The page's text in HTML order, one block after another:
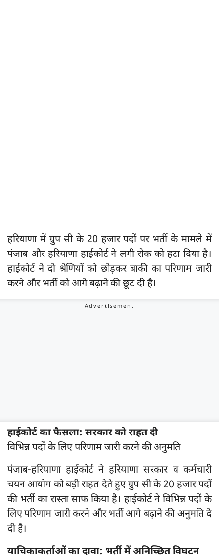
हरियाणा में ग्रुप सी के 20 हजार पदों पर भर्ती के मामले में
पंजाब और हरियाणा हाईकोर्ट ने लगी रोक को हटा दिया है।
हाईकोर्ट ने दो श्रेणियों को छोड़कर बाकी का परिणाम जारी
करने और भर्ती को आगे बढ़ाने की छूट दी है।
हाईकोर्ट का फैसला: सरकार को राहत दी
विभिन्न पदों के लिए परिणाम जारी करने की अनुमति
पंजाब-हरियाणा हाईकोर्ट ने हरियाणा सरकार व कर्मचारी
चयन आयोग को बड़ी राहत देते हुए ग्रुप सी के 20 हजार पदों
की भर्ती का रास्ता साफ किया है। हाईकोर्ट ने विभिन्न पदों के
लिए परिणाम जारी करने और भर्ती आगे बढ़ाने की अनुमति दे
दी है।
याचिकाकर्ताओं का दावा: भर्ती में अनिच्छित विघटन